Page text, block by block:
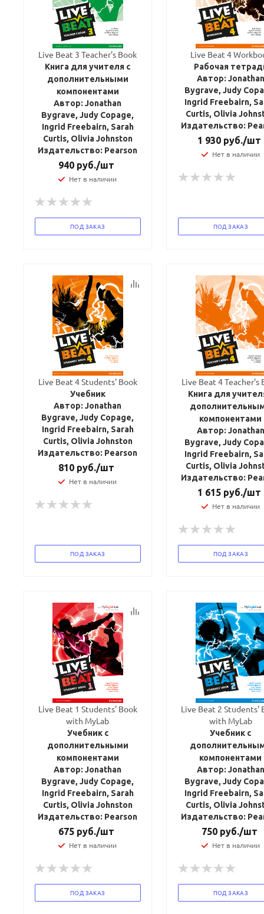
Live Beat 3 Teacher's Book
Книга для учителя с
дополнительными
компонентами
Автор: Jonathan
Bygrave, Judy Copage,
Ingrid Freebairn, Sarah
Curtis, Olivia Johnston
Издательство: Pearson
940 руб./шт
Нет в наличии
ПОД ЗАКАЗ
Live Beat 4
Рабочая
Автор: Jonathan
Bygrave, Judy
Ingrid Freebairn,
Curtis, Olivia
Издательство:
1 930 руб./шт
Нет в наличии
ПОД ЗАКАЗ
Live Beat 4 Students' Book
Учебник
Автор: Jonathan
Bygrave, Judy Copage,
Ingrid Freebairn, Sarah
Curtis, Olivia Johnston
Издательство: Pearson
810 руб./шт
Нет в наличии
ПОД ЗАКАЗ
Live Beat 4 Teacher's
Книга для
компонентами
Автор: Jonathan
Bygrave, Judy
Ingrid Freebairn,
Curtis, Olivia
Издательство:
1 615 руб./шт
Нет в наличии
ПОД ЗАКАЗ
Live Beat 1 Students' Book
with MyLab
Учебник с
дополнительными
компонентами
Автор: Jonathan
Bygrave, Judy Copage,
Ingrid Freebairn, Sarah
Curtis, Olivia Johnston
Издательство: Pearson
675 руб./шт
Нет в наличии
ПОД ЗАКАЗ
Live Beat 2 Students'
with MyLab
Учебник с
компонентами
Автор: Jonathan
Bygrave, Judy
Ingrid Freebairn,
Curtis, Olivia
Издательство:
750руб./шт
Нет в наличии
ПОД ЗАКАЗ